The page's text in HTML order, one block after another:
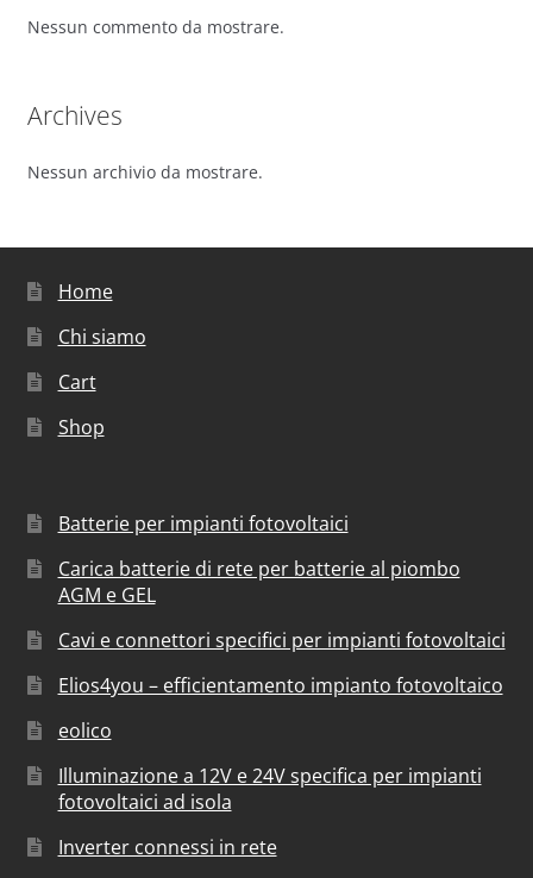
Nessun commento da mostrare.
Archives
Nessun archivio da mostrare.
Home
Chi siamo
Cart
Shop
Batterie per impianti fotovoltaici
Carica batterie di rete per batterie al piombo
AGM e GEL
Cavi e connettori specifici per impianti fotovoltaici
Elios4you – efficientamento impianto fotovoltaico
eolico
Illuminazione a 12V e 24V specifica per impianti
fotovoltaici ad isola
Inverter connessi in rete